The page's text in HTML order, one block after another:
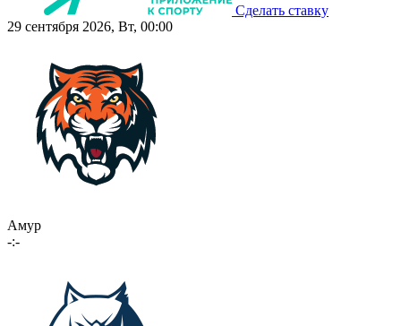
Сделать ставку
29 сентября 2026, Вт, 00:00
Амур
-:-